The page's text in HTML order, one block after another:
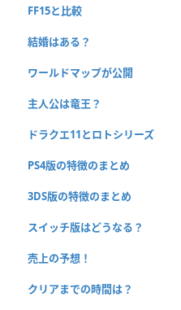
FF15と比較
結婚はある？
ワールドマップが公開
主人公は竜王？
ドラクエ11とロトシリーズ
PS4版の特徴のまとめ
3DS版の特徴のまとめ
スイッチ版はどうなる？
売上の予想！
クリアまでの時間は？